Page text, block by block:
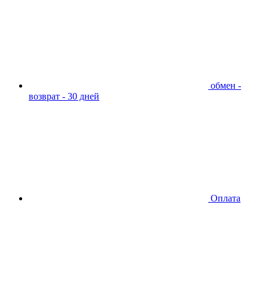
обмен -
возврат - 30 дней
Оплата